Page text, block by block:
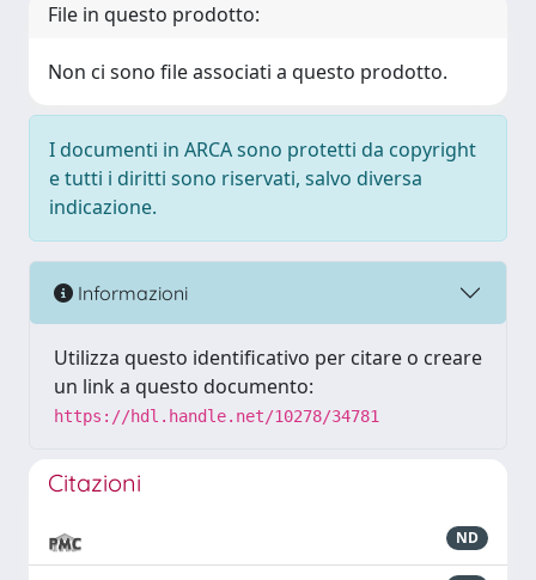
File in questo prodotto:
Non ci sono file associati a questo prodotto.
I documenti in ARCA sono protetti da copyright
e tutti i diritti sono riservati, salvo diversa
indicazione.
Informazioni
Utilizza questo identificativo per citare o creare
un link a questo documento:
https://hdl.handle.net/10278/34781
Citazioni
ND